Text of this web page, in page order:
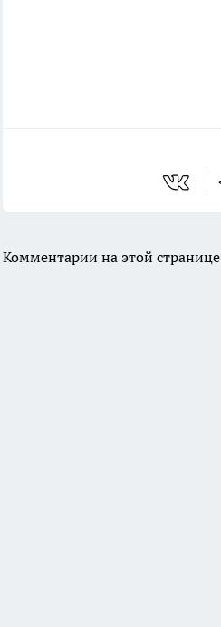
Комментарии на этой